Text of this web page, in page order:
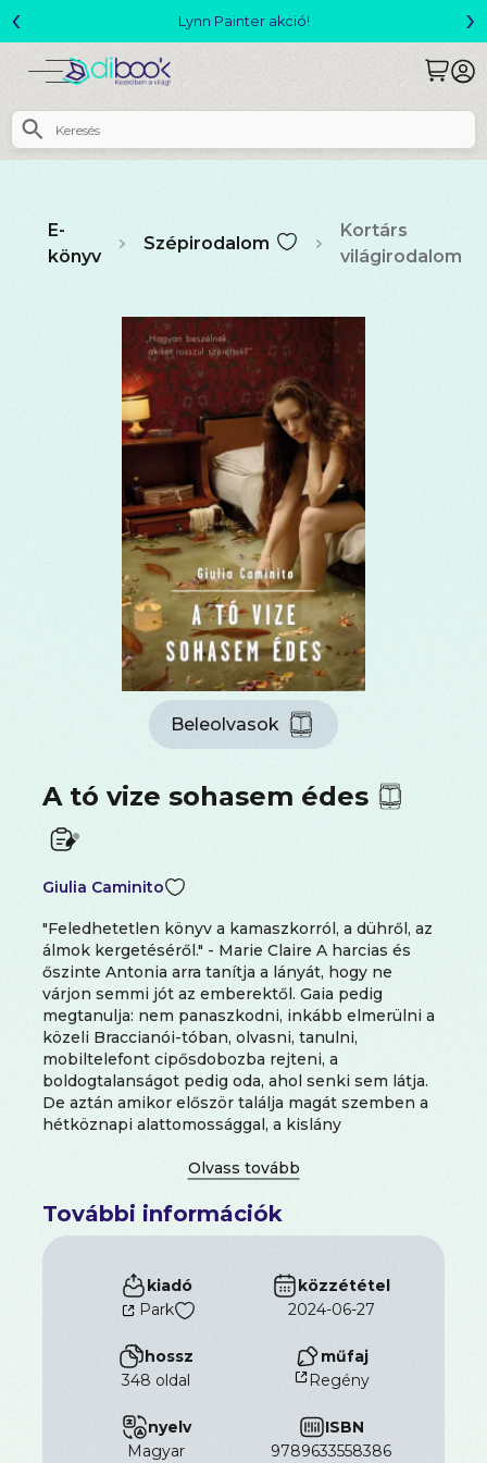
Megjelent! L. J. Shen: Legvadabb álmaimban szeretlek
‹ ›
E-
könyv
Szépirodalom
Kortárs
világirodalom
Beleolvasok
A tó vize sohasem édes
Giulia Caminito
"Feledhetetlen könyv a kamaszkorról, a dühről, az
álmok kergetéséről." - Marie Claire A harcias és
őszinte Antonia arra tanítja a lányát, hogy ne
várjon semmi jót az emberektől. Gaia pedig
megtanulja: nem panaszkodni, inkább elmerülni a
közeli Braccianói-tóban, olvasni, tanulni,
mobiltelefont cipősdobozba rejteni, a
boldogtalanságot pedig oda, ahol senki sem látja.
De aztán amikor először találja magát szemben a
hétköznapi alattomossággal, a kislány
magában. A narrátor áradó kamaszhangon mesél
szerelmei, dacos tekintete úgy őrződnek meg
szívünkben, mint a tó fenekén a titokzatos
betlehem. Éveken át falaztam, miközben nyáron
egy bárban valaki kilopta a játékautomatából a
pénzt, húztam meg kulccsal valamelyik kocsi
oldalát, írtam fel festékszóróval valamelyik tanár
nevét, és mellé, hogy HÓHÉR, csak azért, mert
nem adott ötöst a fizikadolgozatomra, hanem csak
hármast, rohantam neki a fejemen
akarta, hogy sört igyak vele, vertem be az orrát,
hogy folyt belőle a vér. Éveken át öltöztem,
További információk
kiadó
Park
közzététel
2024-06-27
hossz
348 oldal
műfaj
Regény
nyelv
magyar
ISBN
9789633558386